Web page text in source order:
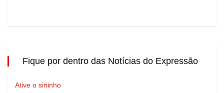
Fique por dentro das Notícias do Expressão
Ative o sininho